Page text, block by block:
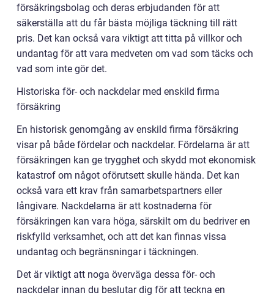
försäkringsbolag och deras erbjudanden för att
säkerställa att du får bästa möjliga täckning till rätt
pris. Det kan också vara viktigt att titta på villkor och
undantag för att vara medveten om vad som täcks och
vad som inte gör det.
Historiska för- och nackdelar med enskild firma
försäkring
En historisk genomgång av enskild firma försäkring
visar på både fördelar och nackdelar. Fördelarna är att
försäkringen kan ge trygghet och skydd mot ekonomisk
katastrof om något oförutsett skulle hända. Det kan
också vara ett krav från samarbetspartners eller
långivare. Nackdelarna är att kostnaderna för
försäkringen kan vara höga, särskilt om du bedriver en
riskfylld verksamhet, och att det kan finnas vissa
undantag och begränsningar i täckningen.
Det är viktigt att noga överväga dessa för- och
nackdelar innan du beslutar dig för att teckna en